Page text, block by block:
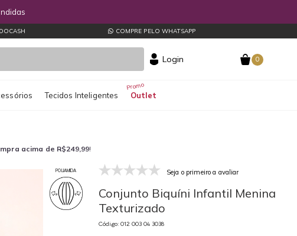
COMPRE PELO WHATSAPP
Login 0
Outlet
Tecidos Inteligentes
acima de R$249,99!
Seja o primeiro a avaliar
POLIAMIDA
Conjunto Biquíni Infantil Menina
Texturizado
Código: 012 003 04 3038